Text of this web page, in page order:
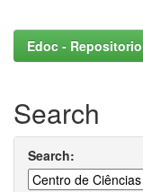
Edoc -
Search
Search: